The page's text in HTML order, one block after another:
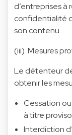
d’entreprises à
confidentialité
son contenu.
(iii) Mesures
Le détenteur
obtenir les
Cessation
à titre
Interdiction